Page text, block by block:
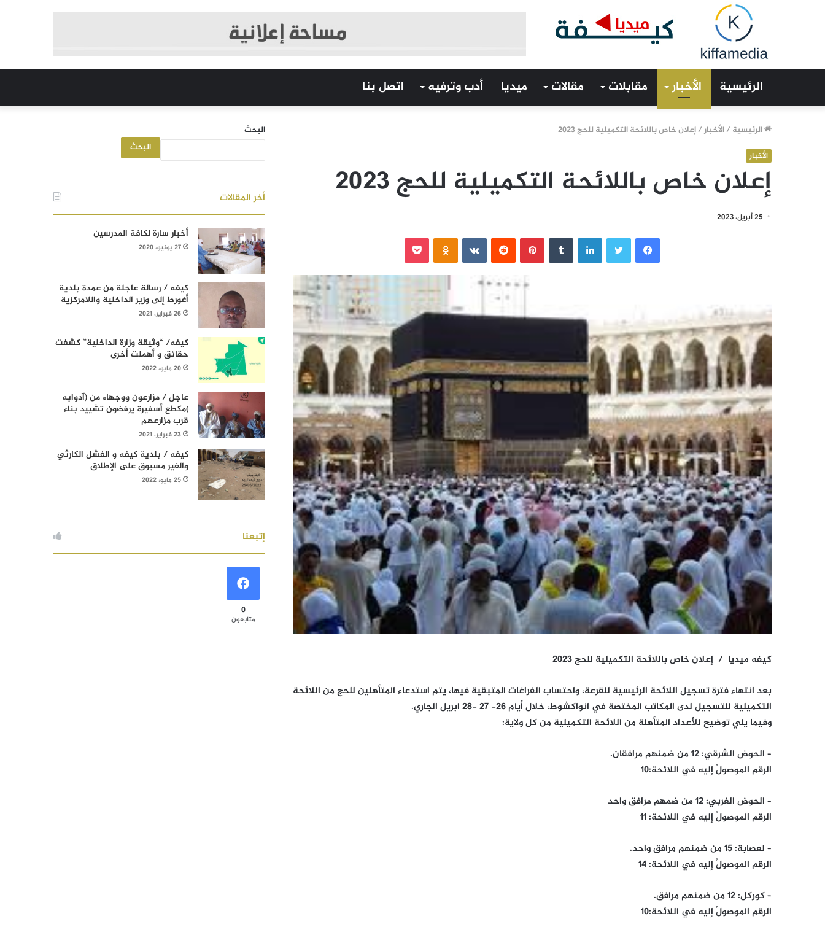
الرئيسية الأخبار مقابلات مقالات ميديا أدب وترفيه اتصل بنا
الرئيسية /الأخبار/إعلان خاص باللائحة التكميلية للحج 2023
الأخبار
إعلان خاص باللائحة التكميلية للحج 2023
25 أبريل، 2023
فيسبوك لينكدإن بينتيريست
كيفه ميديا / إعلان خاص باللائحة التكميلية للحج 2023
بعد انتهاء فترة تسجيل اللائحة الرئيسية للقرعة، واحتساب الفراغات المتبقية فيها، يتم استدعاء المتأهلين للحج من اللائحة
التكميلية للتسجيل لدى المكاتب المختصة في انواكشوط، خلال أيام 26- 27 -28 ابريل الجاري.
وفيما يلي توضيح للأعداد المتأهلة من اللائحة التكميلية من كل ولاية:
– الحوض الشرقي: 12 من ضمنهم مرافقان.
الرقم الموصولُ إليه في اللائحة:10
– الحوض الغربي: 12 من ضمهم مرافق واحد
الرقم الموصولُ إليه في اللائحة: 11
– لعصابة: 15 من ضمنهم مرافق واحد.
الرقم الموصولُ إليه في اللائحة: 14
– كوركل: 12 من ضمنهم مرافق.
الرقم الموصولُ إليه في اللائحة:10
البحث
البحث
أخر المقالات
أخبار سارة لكافة المدرسين
27 يونيو، 2020
كيفه / رسالة عاجلة من عمدة بلدية
أغورط إلى وزير الداخلية واللامركزية
26 فبراير، 2021
كيفه/ “وثيقة وزارة الداخلية” كشفت
حقائق و أهملت أخرى
20 مايو، 2022
عاجل / مزارعون ووجهاء من (آدوابه
)مكطع أسفيرة يرفضون تشييد بناء
قرب مزارعهم
23 فبراير، 2021
كيفه / بلدية كيفه و الفشل الكارثي
والغير مسبوق على الإطلاق
25 مايو، 2022
إتبعنا
0
متابعون